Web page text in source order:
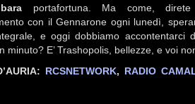
portafortuna. Ma come,
con il Gennarone ogni lunedì,
e oggi dobbiamo accontentarci
minuto? E’ Trashopolis, bellezze, e voi
RCSNETWORK, RADIO